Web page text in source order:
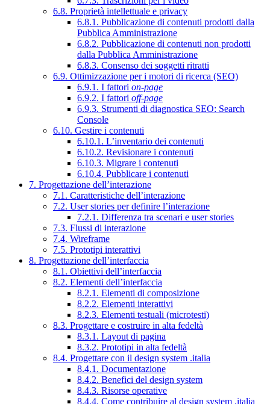
6.8. Proprietà intellettuale e privacy
6.8.1. Pubblicazione di contenuti prodotti dalla
Pubblica Amministrazione
6.8.2. Pubblicazione di contenuti non prodotti
dalla Pubblica Amministrazione
6.8.3. Consenso dei soggetti ritratti
6.9. Ottimizzazione per i motori di ricerca (SEO)
6.9.1. I fattori on-page
6.9.2. I fattori off-page
6.9.3. Strumenti di diagnostica SEO: Search
Console
6.10. Gestire i contenuti
6.10.1. L’inventario dei contenuti
6.10.2. Revisionare i contenuti
6.10.3. Migrare i contenuti
6.10.4. Pubblicare i contenuti
7. Progettazione dell’interazione
7.1. Caratteristiche dell’interazione
7.2. User stories per definire l’interazione
7.2.1. Differenza tra scenari e user stories
7.3. Flussi di interazione
7.4. Wireframe
7.5. Prototipi interattivi
8. Progettazione dell’interfaccia
8.1. Obiettivi dell’interfaccia
8.2. Elementi dell’interfaccia
8.2.1. Elementi di composizione
8.2.2. Elementi interattivi
8.2.3. Elementi testuali (microtesti)
8.3. Progettare e costruire in alta fedeltà
8.3.1. Layout di pagina
8.3.2. Prototipi in alta fedeltà
8.4. Progettare con il design system .italia
8.4.1. Documentazione
8.4.2. Benefici del design system
8.4.3. Risorse operative
8.4.4. Come contribuire al design system .italia